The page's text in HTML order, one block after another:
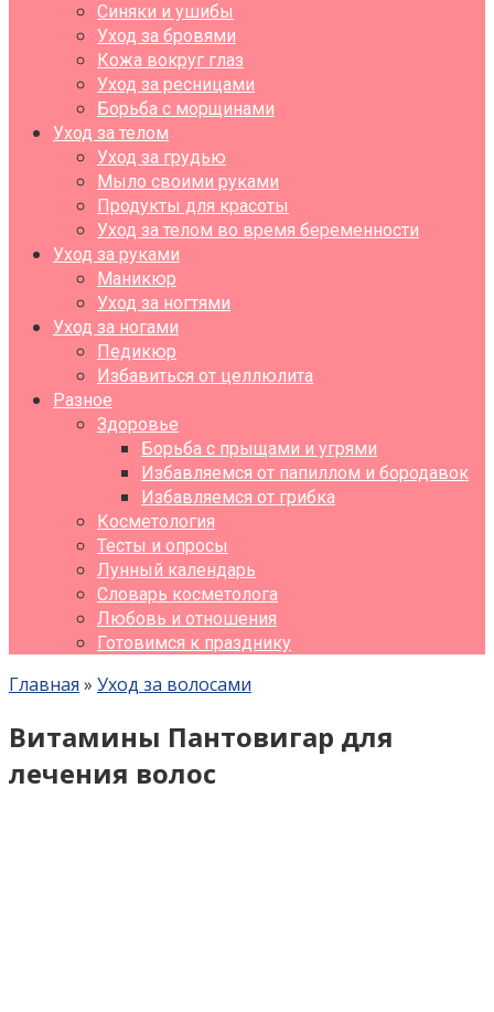
Синяки и ушибы
Уход за бровями
Кожа вокруг глаз
Уход за ресницами
Борьба с морщинами
Уход за телом
Уход за грудью
Мыло своими руками
Продукты для красоты
Уход за телом во время беременности
Уход за руками
Маникюр
Уход за ногтями
Уход за ногами
Педикюр
Избавиться от целлюлита
Разное
Здоровье
Борьба с прыщами и угрями
Избавляемся от папиллом и бородавок
Избавляемся от грибка
Косметология
Тесты и опросы
Лунный календарь
Словарь косметолога
Любовь и отношения
Готовимся к празднику
Главная » Уход за волосами
Витамины Пантовигар для
лечения волос